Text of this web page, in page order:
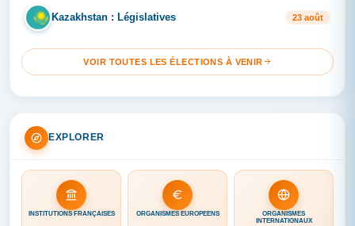
KA Kazakhstan : Législatives 23 août
VOIR TOUTES LES ÉLECTIONS À VENIR
EXPLORER
INSTITUTIONS FRANÇAISES ORGANISMES EUROPÉENS
ORGANISMES
INTERNATIONAUX